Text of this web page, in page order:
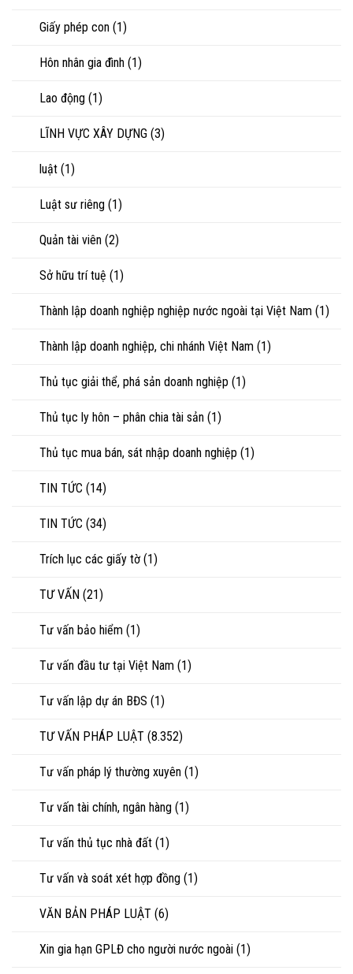
Giấy phép con (1)
Hôn nhân gia đình (1)
Lao động (1)
LĨNH VỰC XÂY DỰNG (3)
luật (1)
Luật sư riêng (1)
Quản tài viên (2)
Sở hữu trí tuệ (1)
Thành lập doanh nghiệp nghiệp nước ngoài tại Việt Nam (1)
Thành lập doanh nghiệp, chi nhánh Việt Nam (1)
Thủ tục giải thể, phá sản doanh nghiệp (1)
Thủ tục ly hôn – phân chia tài sản (1)
Thủ tục mua bán, sát nhập doanh nghiệp (1)
TIN TỨC (14)
TIN TỨC (34)
Trích lục các giấy tờ (1)
TƯ VẤN (21)
Tư vấn bảo hiểm (1)
Tư vấn đầu tư tại Việt Nam (1)
Tư vấn lập dự án BĐS (1)
TƯ VẤN PHÁP LUẬT (8.352)
Tư vấn pháp lý thường xuyên (1)
Tư vấn tài chính, ngân hàng (1)
Tư vấn thủ tục nhà đất (1)
Tư vấn và soát xét hợp đồng (1)
VĂN BẢN PHÁP LUẬT (6)
Xin gia hạn GPLĐ cho người nước ngoài (1)